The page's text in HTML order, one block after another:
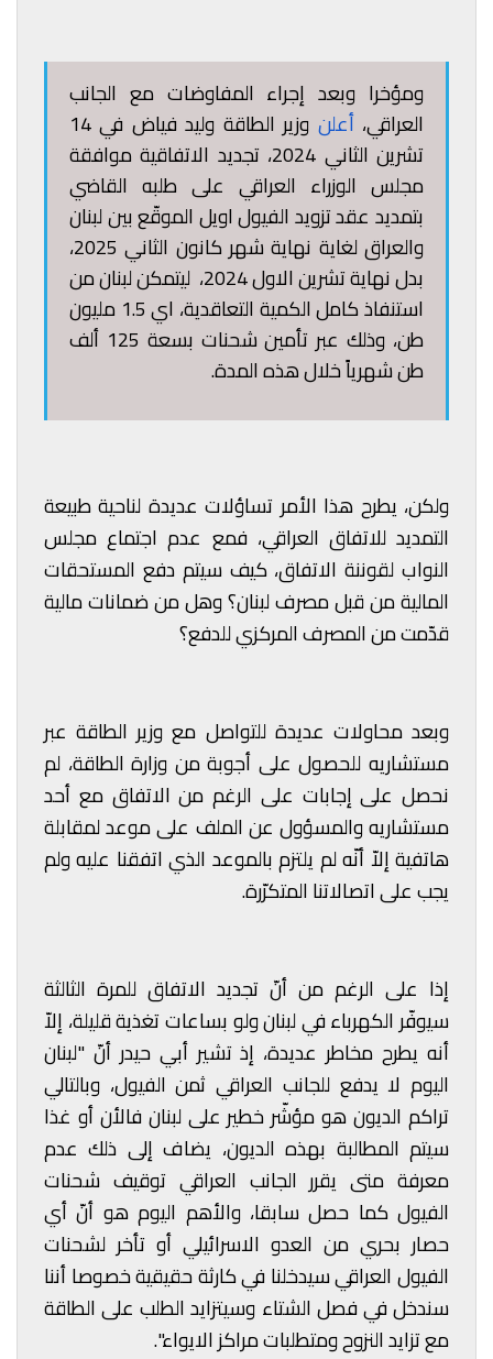
ومؤخرا وبعد إجراء المفاوضات مع الجانب
العراقي،أعلن
وزير الطاقة وليد فياض في 14
تشرين الثاني 2024، تجديد الاتفاقية موافقة
مجلس الوزراء العراقي على طلبه القاضي
بتمديد عقد تزويد الفيول اويل الموقّع بين لبنان
والعراق لغاية نهاية شهر كانون الثاني 2025،
بدل نهاية تشرين الاول 2024، ليتمكن لبنان من
استنفاذ كامل الكمية التعاقدية، اي 1.5 مليون
طن، وذلك عبر تأمين شحنات بسعة 125 ألف
طن شهرياً خلال هذه المدة.
ولكن، يطرح هذا الأمر تساؤلات عديدة لناحية طبيعة
التمديد للاتفاق العراقي، فمع عدم اجتماع مجلس
النواب لقوننة الاتفاق، كيف سيتم دفع المستحقات
المالية من قبل مصرف لبنان؟ وهل من ضمانات مالية
قدّمت من المصرف المركزي للدفع؟
وبعد محاولات عديدة للتواصل مع وزير الطاقة عبر
مستشاريه للحصول على أجوبة من وزارة الطاقة، لم
نحصل على إجابات على الرغم من الاتفاق مع أحد
مستشاريه والمسؤول عن الملف على موعد لمقابلة
هاتفية إلاّ أنّه لم يلتزم بالموعد الذي اتفقنا عليه ولم
يجب على اتصالاتنا المتكرّرة.
إذا على الرغم من أنّ تجديد الاتفاق للمرة الثالثة
سيوفّر الكهرباء في لبنان ولو بساعات تغذية قليلة، إلاّ
أنه يطرح مخاطر عديدة، إذ تشير أبي حيدر أنّ "لبنان
اليوم لا يدفع للجانب العراقي ثمن الفيول، وبالتالي
تراكم الديون هو مؤشّر خطير على لبنان فالأن أو غذا
سيتم المطالبة بهذه الديون، يضاف إلى ذلك عدم
معرفة متى يقرر الجانب العراقي توقيف شحنات
الفيول كما حصل سابقا، والأهم اليوم هو أنّ أي
حصار بحري من العدو الاسرائيلي أو تأخر لشحنات
الفيول العراقي سيدخلنا في كارثة حقيقية خصوصا أننا
سندخل في فصل الشتاء وسيتزايد الطلب على الطاقة
مع تزايد النزوح ومتطلبات مراكز الايواء".